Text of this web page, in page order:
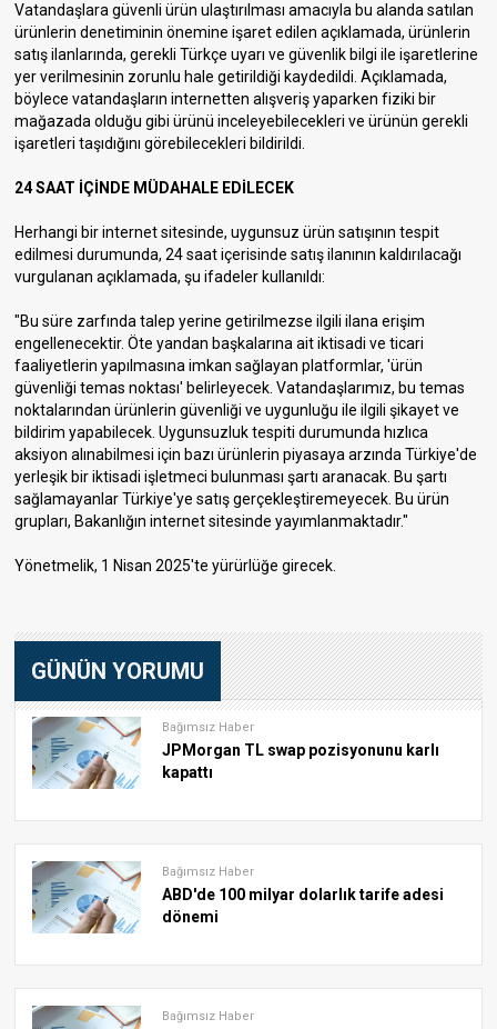
Vatandaşlara güvenli ürün ulaştırılması amacıyla bu alanda satılan
ürünlerin denetiminin önemine işaret edilen açıklamada, ürünlerin
satış ilanlarında, gerekli Türkçe uyarı ve güvenlik bilgi ile işaretlerine
yer verilmesinin zorunlu hale getirildiği kaydedildi. Açıklamada,
böylece vatandaşların internetten alışveriş yaparken fiziki bir
mağazada olduğu gibi ürünü inceleyebilecekleri ve ürünün gerekli
işaretleri taşıdığını görebilecekleri bildirildi.
24 SAAT İÇİNDE MÜDAHALE EDİLECEK
Herhangi bir internet sitesinde, uygunsuz ürün satışının tespit
edilmesi durumunda, 24 saat içerisinde satış ilanının kaldırılacağı
vurgulanan açıklamada, şu ifadeler kullanıldı:
"Bu süre zarfında talep yerine getirilmezse ilgili ilana erişim
engellenecektir. Öte yandan başkalarına ait iktisadi ve ticari
faaliyetlerin yapılmasına imkan sağlayan platformlar, 'ürün
güvenliği temas noktası' belirleyecek. Vatandaşlarımız, bu temas
noktalarından ürünlerin güvenliği ve uygunluğu ile ilgili şikayet ve
bildirim yapabilecek. Uygunsuzluk tespiti durumunda hızlıca
aksiyon alınabilmesi için bazı ürünlerin piyasaya arzında Türkiye'de
yerleşik bir iktisadi işletmeci bulunması şartı aranacak. Bu şartı
sağlamayanlar Türkiye'ye satış gerçekleştiremeyecek. Bu ürün
grupları, Bakanlığın internet sitesinde yayımlanmaktadır."
Yönetmelik, 1 Nisan 2025'te yürürlüğe girecek.
GÜNÜN YORUMU
Bağımsız Haber
JPMorgan TL swap pozisyonunu karlı
kapattı
Bağımsız Haber
ABD'de 100 milyar dolarlık tarife adesi
dönemi
Bağımsız Haber